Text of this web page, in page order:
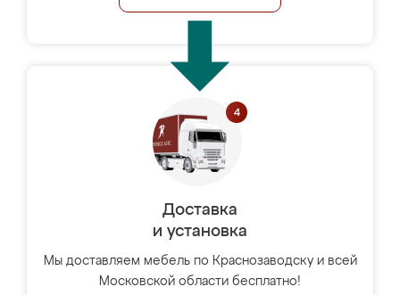
Доставка
и установка
Мы доставляем мебель по Краснозаводску и всей
Московской области бесплатно!